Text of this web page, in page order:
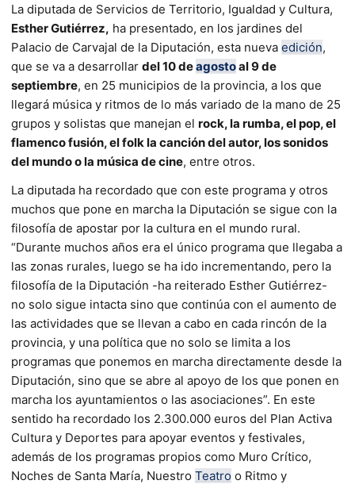
La diputada de Servicios de Territorio, Igualdad y Cultura,
Esther Gutiérrez, ha presentado, en los jardines del
Palacio de Carvajal de la Diputación, esta nueva edición,
que se va a desarrollar del 10 deagostoal 9 de
septiembre, en 25 municipios de la provincia, a los que
llegará música y ritmos de lo más variado de la mano de 25
grupos y solistas que manejan el rock, la rumba, el pop, el
flamenco fusión, el folk la canción del autor, los sonidos
del mundo o la música de cine, entre otros.
La diputada ha recordado que con este programa y otros
muchos que pone en marcha la Diputación se sigue con la
filosofía de apostar por la cultura en el mundo rural.
“Durante muchos años era el único programa que llegaba a
las zonas rurales, luego se ha ido incrementando, pero la
filosofía de la Diputación -ha reiterado Esther Gutiérrez-
no solo sigue intacta sino que continúa con el aumento de
las actividades que se llevan a cabo en cada rincón de la
provincia, y una política que no solo se limita a los
programas que ponemos en marcha directamente desde la
Diputación, sino que se abre al apoyo de los que ponen en
marcha los ayuntamientos o las asociaciones”. En este
sentido ha recordado los 2.300.000 euros del Plan Activa
Cultura y Deportes para apoyar eventos y festivales,
además de los programas propios como Muro Crítico,
Noches de Santa María, Nuestro Teatro o Ritmo y